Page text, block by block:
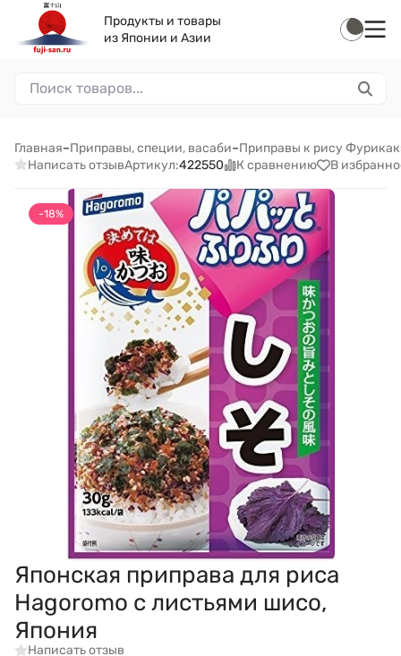
Продукты и товары
из Японии и Азии
Главная–Приправы, специи, васаби–Приправы к рису
Написать отзывАртикул:422550 К сравнению В
-18%
Японская приправа для риса
Hagoromo с листьями шисо,
Япония
Написать отзыв